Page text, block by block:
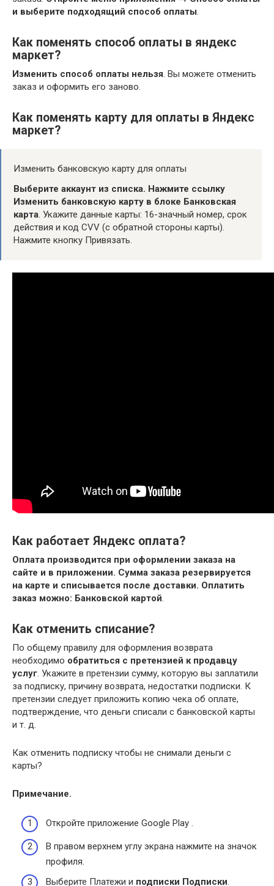
и выберите подходящий способ оплаты.
Как поменять способ оплаты в яндекс
маркет?
Изменить способ оплаты нельзя. Вы можете отменить
заказ и оформить его заново.
Как поменять карту для оплаты в Яндекс
маркет?
Изменить банковскую карту для оплаты
Выберите аккаунт из списка. Нажмите ссылку
Изменить банковскую карту в блоке Банковская
карта. Укажите данные карты: 16-значный номер, срок
действия и код CVV (с обратной стороны карты).
Нажмите кнопку Привязать.
Как работает Яндекс оплата?
Оплата производится при оформлении заказа на
сайте и в приложении. Сумма заказа резервируется
на карте и списывается после доставки. Оплатить
заказ можно: Банковской картой.
Как отменить списание?
По общему правилу для оформления возврата
необходимо обратиться с претензией к продавцу
услуг. Укажите в претензии сумму, которую вы заплатили
за подписку, причину возврата, недостатки подписки. К
претензии следует приложить копию чека об оплате,
подтверждение, что деньги списали с банковской карты
и т. д.
Как отменить подписку чтобы не снимали деньги с
карты?
Примечание.
Откройте приложение Google Play .
В правом верхнем углу экрана нажмите на значок
профиля.
Выберите Платежи и подписки Подписки.